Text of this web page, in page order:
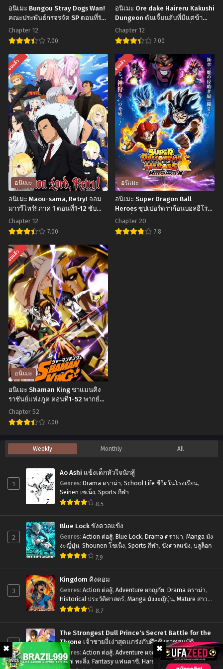
อนิเมะ Bungou Stray Dogs Wan!
คณะประพันธ์กรจรจัด SP ตอนที่1-
12 ซับไทย
Chapter 12
7.00
อ
นิ
เมะ
Bungou
Stray
Dogs
Wan!
คณะ
ประพันธ์
กร
จรจัด
SP
ตอน
ที่1-
12
ซับ
ไทย
อนิเมะ Ore dake Haireru Kakushi
Dungeon ดันเจี้ยนลับที่มีแต่ข้า
เท่านั้นที่จะเข้าไปได้ ตอนที่1-12 ซับ
ไทย
Chapter 12
7.00
อ
นิ
เมะ
Ore
dake
Haireru
Kakushi
Dungeon
ดัน
เจี้ยน
ลับ
ที่
มี
แต่
จบแล้ว
อนิเมะ
อนิเมะ Maou-sama, Retry! จอม
มารรีไทร์! ภาค 1 ตอนที่1-12 ซับ
ไทย
Chapter 12
7.00
อ
นิ
เมะ
Maou-
sama,
Retry!
จอม
มาร
รีไทร์!
ภาค
1
ตอน
ที่1-
12
ซับ
ไทย
จบแล้ว
อนิเมะ
อนิเมะ Super Dragon Ball
Heroes ซุปเปอร์ดราก้อนบอลฮีโร่
ตอนที่1-20 ซับไทย
Chapter 20
7.8
ที่1-
20
ไทย
จบแล้ว
อนิเมะ
อนิเมะ Shaman King ชาแมนคิง
ราชันย์แห่งภูต ตอนที่1-52 พากย์
ไทย+ซับไทย
Chapter 52
7.00
อ
นิ
Shaman
แมน
คิง
ราชันย์
ตอน
พากย์
ไทย+ซับ
ไทย
Weekly Monthly All
1
Ao Ashi แข้งเด็กหัวใจนักสู้
Genres: Drama ดราม่า, School Life ชีวิตในโรงเรียน,
Seinen เซเน็ง, Sports กีฬา
8.5
2
Blue Lock ขังดวลแข้ง
Genres: Action ต่อสู้, Blue Lock, Drama ดราม่า, Manga มัง
งะญี่ปุ่น, Shounen โชเน็ง, Sports กีฬา, ขังดวลแข้ง, บลูล็อก
7.9
3
Kingdom คิงดอม
Genres: Action ต่อสู้, Adventure ผจญภัย, Drama ดราม่า,
Historical ประวัติศาสตร์, Manga มังงะญี่ปุ่น, Mature สาว
ใหญ่,Seinen เซเน็ง
8.7
4
The Strongest Dull Prince's Secret Battle for the
Throne เจ้าชายงี่เง่าสุดแกร่งกับศึกชิงราชสมบัติ
Genres: Action ต่อสู้, Adventure ผจญภัย ,Drama ดราม่า,
Ecchi ทะลึ่ง, Fantasy แฟนตาซี, Harem ฮาเร็ม,Manga มังงะ